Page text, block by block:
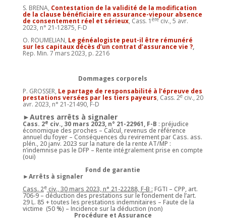
S. BRENA, Contestation de la validité de la modification
de la clause bénéficiaire en assurance-viepour absence
de consentement réel et sérieux, Cass. 1 èreciv., 5 avr.
2023, n° 21-12875, F-D
O. ROUMELIAN, Le généalogiste peut-il être rémunéré
sur les capitaux décès d’un contrat d’assurance vie ?,
Rep. Min. 7 mars 2023, p. 2216
Dommages corporels
P. GROSSER, Le partage de responsabilité à l’épreuve des
prestations versées par les tiers payeurs, Cass. 2eciv., 20
avr. 2023, n° 21-21490, F-D
►Autres arrêts à signaler
Cass. 2e civ., 30 mars 2023, n° 21-22961, F-B : préjudice
économique des proches – Calcul, revenus de référence
annuel du foyer – Conséquences du revirement par Cass. ass.
plén., 20 janv. 2023 sur la nature de la rente AT/MP :
n’indemnise pas le DFP – Rente intégralement prise en compte
(oui)
Fond de garantie
►Arrêts à signaler
Cass. 2eciv., 30 mars 2023, n° 21-22288, F-B : FGTI – CPP, art.
706-9 – déduction des prestations sur le fondement de l’art.
29 L. 85 + toutes les prestations indemnitaires – Faute de la
victime (50 %) – Incidence sur la déduction (non)
Procédure et Assurance